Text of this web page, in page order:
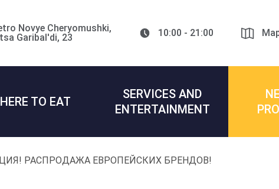
Novye Cheryomushki,
Garibal'di, 23
10:00 - 21:00
TO EAT
SERVICES AND
ENTERTAINMENT
РАСПРОДАЖА ЕВРОПЕЙСКИХ БРЕНДОВ!